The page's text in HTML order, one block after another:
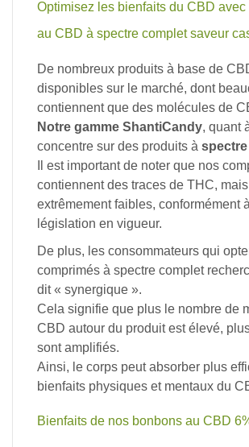
Optimisez les bienfaits du CBD
au CBD à spectre complet saveur
De nombreux produits à base de
disponibles sur le marché, dont
contiennent que des molécules de
Notre gamme ShantiCandy, quant
concentre sur des produits à
Il est important de noter que nos
contiennent des traces de THC,
extrêmement faibles, conformément
législation en vigueur.
De plus, les consommateurs qui
comprimés à spectre complet
dit « synergique ».
Cela signifie que plus le nombre de
CBD autour du produit est élevé,
sont amplifiés.
Ainsi, le corps peut absorber plus
bienfaits physiques et mentaux du
Bienfaits de nos bonbons au CBD